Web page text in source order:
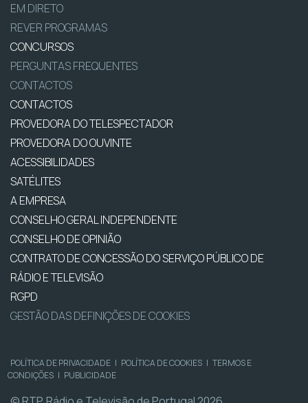
EM DIRETO
REVER PROGRAMAS
CONCURSOS
PERGUNTAS FREQUENTES
CONTACTOS
CONTACTOS
PROVEDORA DO TELESPECTADOR
PROVEDORA DO OUVINTE
ACESSIBILIDADES
SATÉLITES
A EMPRESA
CONSELHO GERAL INDEPENDENTE
CONSELHO DE OPINIÃO
CONTRATO DE CONCESSÃO DO SERVIÇO PÚBLICO DE
RÁDIO E TELEVISÃO
RGPD
GESTÃO DAS DEFINIÇÕES DE COOKIES
POLÍTICA DE PRIVACIDADE | POLÍTICA DE COOKIES | TERMOS E
CONDIÇÕES | PUBLICIDADE